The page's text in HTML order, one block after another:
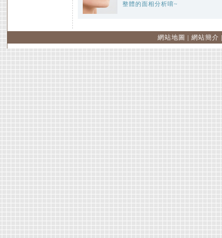
整體的面相分析唷~
網站地圖 | 網站簡介